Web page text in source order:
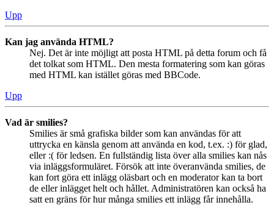
Upp
Kan jag använda HTML?
Nej. Det är inte möjligt att posta HTML på detta forum och få
det tolkat som HTML. Den mesta formatering som kan göras
med HTML kan istället göras med BBCode.
Upp
Vad är smilies?
Smilies är små grafiska bilder som kan användas för att
uttrycka en känsla genom att använda en kod, t.ex. :) för glad,
eller :( för ledsen. En fullständig lista över alla smilies kan nås
via inläggsformuläret. Försök att inte överanvända smilies, de
kan fort göra ett inlägg oläsbart och en moderator kan ta bort
de eller inlägget helt och hållet. Administratören kan också ha
satt en gräns för hur många smilies ett inlägg får innehålla.